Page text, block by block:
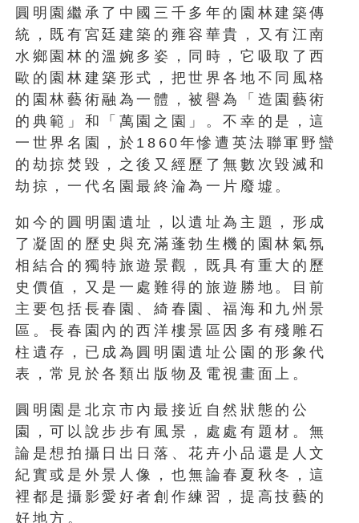
圓明園繼承了中國三千多年的園林建築傳
統，既有宮廷建築的雍容華貴，又有江南
水鄉園林的溫婉多姿，同時，它吸取了西
歐的園林建築形式，把世界各地不同風格
的園林藝術融為一體，被譽為「造園藝術
的典範」和「萬園之園」。不幸的是，這
一世界名園，於1860年慘遭英法聯軍野蠻
的劫掠焚毀，之後又經歷了無數次毀滅和
劫掠，一代名園最終淪為一片廢墟。
如今的圓明園遺址，以遺址為主題，形成
了凝固的歷史與充滿蓬勃生機的園林氣氛
相結合的獨特旅遊景觀，既具有重大的歷
史價值，又是一處難得的旅遊勝地。目前
主要包括長春園、綺春園、福海和九州景
區。長春園內的西洋樓景區因多有殘雕石
柱遺存，已成為圓明園遺址公園的形象代
表，常見於各類出版物及電視畫面上。
圓明園是北京市內最接近自然狀態的公
園，可以說步步有風景，處處有題材。無
論是想拍攝日出日落、花卉小品還是人文
紀實或是外景人像，也無論春夏秋冬，這
裡都是攝影愛好者創作練習，提高技藝的
好地方。